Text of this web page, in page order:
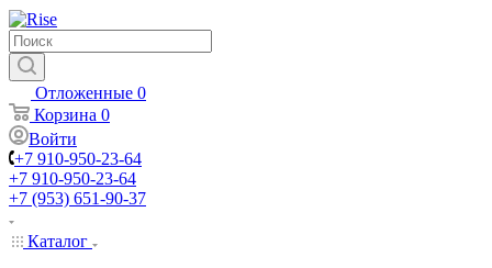
Отложенные 0
Корзина 0
Войти
+7 910-950-23-64
+7 910-950-23-64
+7 (953) 651-90-37
Каталог